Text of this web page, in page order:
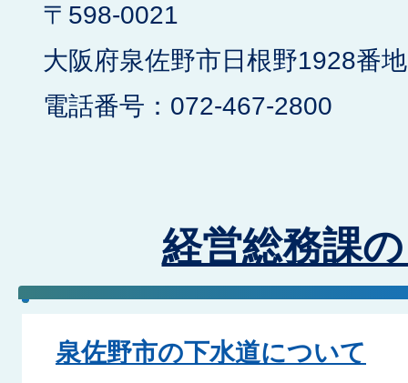
​​​​​​​〒598-0021
大阪府泉佐野市日根野1928番地
電話番号：072-467-2800
経営総務課
泉佐野市の下水道について